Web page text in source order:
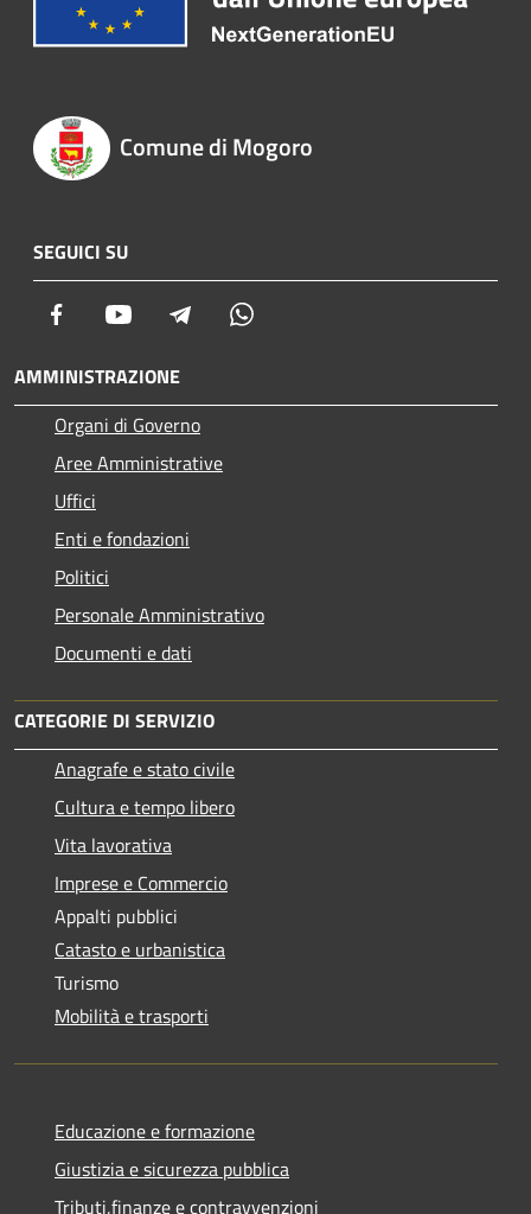
Comune di Mogoro
SEGUICI SU
Facebook Youtube Telegram
AMMINISTRAZIONE
Organi di Governo
Aree Amministrative
Uffici
Enti e fondazioni
Politici
Personale Amministrativo
Documenti e dati
CATEGORIE DI SERVIZIO
Anagrafe e stato civile
Cultura e tempo libero
Vita lavorativa
Imprese e Commercio
Appalti pubblici
Catasto e urbanistica
Turismo
Mobilità e trasporti
Educazione e formazione
Giustizia e sicurezza pubblica
Tributi,finanze e contravvenzioni